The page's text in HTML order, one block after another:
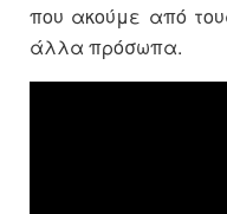
που ακούμε από
άλλα πρόσωπα.